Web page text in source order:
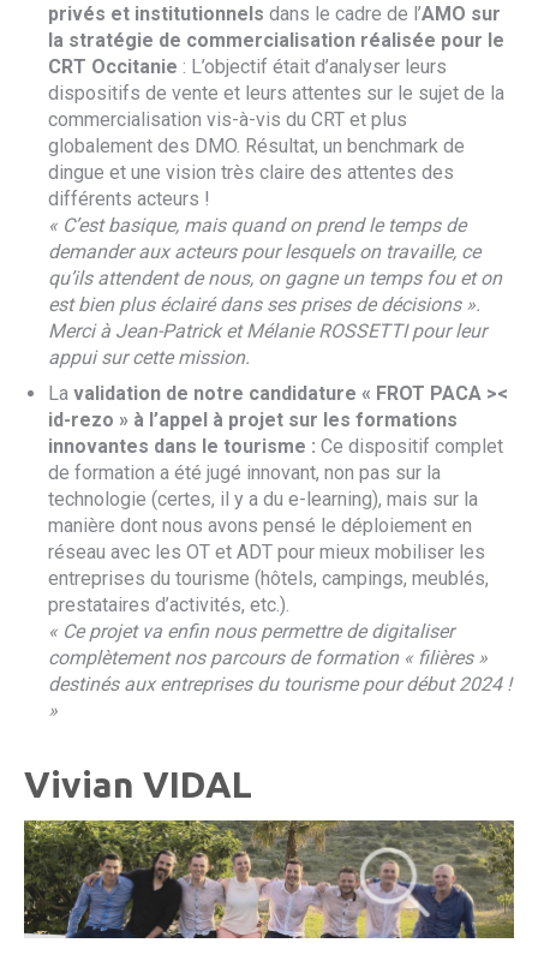
privés et institutionnels dans le cadre de l’AMO sur
la stratégie de commercialisation réalisée pour le
CRT Occitanie : L’objectif était d’analyser leurs
dispositifs de vente et leurs attentes sur le sujet de la
commercialisation vis-à-vis du CRT et plus
globalement des DMO. Résultat, un benchmark de
dingue et une vision très claire des attentes des
différents acteurs !
« C’est basique, mais quand on prend le temps de
demander aux acteurs pour lesquels on travaille, ce
qu’ils attendent de nous, on gagne un temps fou et on
est bien plus éclairé dans ses prises de décisions ».
Merci à Jean-Patrick et Mélanie ROSSETTI pour leur
appui sur cette mission.
La validation de notre candidature « FROT PACA ><
id-rezo » à l’appel à projet sur les formations
innovantes dans le tourisme : Ce dispositif complet
de formation a été jugé innovant, non pas sur la
technologie (certes, il y a du e-learning), mais sur la
manière dont nous avons pensé le déploiement en
réseau avec les OT et ADT pour mieux mobiliser les
entreprises du tourisme (hôtels, campings, meublés,
prestataires d’activités, etc.).
« Ce projet va enfin nous permettre de digitaliser
complètement nos parcours de formation « filières »
destinés aux entreprises du tourisme pour début 2024 !
»
Vivian VIDAL